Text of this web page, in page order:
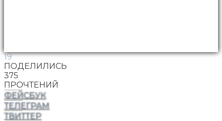
19
ПОДЕЛИЛИСЬ
375
ПРОЧТЕНИЙ
ФЕЙСБУК
ТЕЛЕГРАМ
ТВИТТЕР